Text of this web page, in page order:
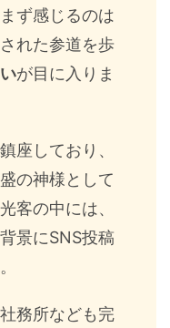
ず感じるのは
れた参道を歩
が目に入りま
座しており、
の神様として
客の中には、
景にSNS投稿
務所なども完